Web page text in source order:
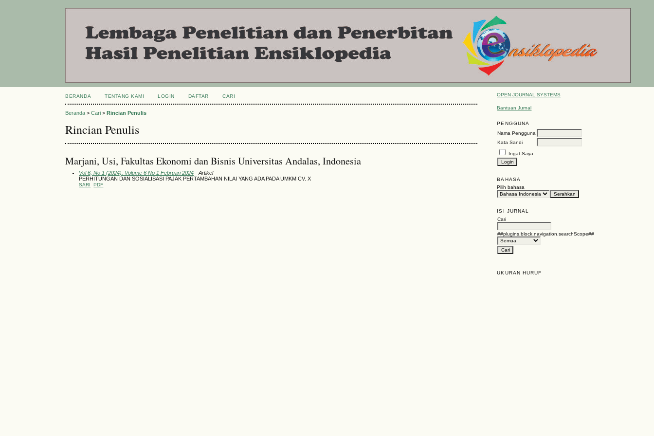
OPEN JOURNAL SYSTEMS
Bantuan Jurnal
PENGGUNA
Nama Pengguna
Kata Sandi
Ingat Saya
BAHASA
Pilih bahasa
ISI JURNAL
Cari
##plugins.block.navigation.searchScope##
UKURAN HURUF
BERANDA TENTANG KAMI LOGIN DAFTAR CARI
Beranda >Cari >Rincian Penulis
Rincian Penulis
Marjani, Usi, Fakultas Ekonomi dan Bisnis Universitas Andalas, Indonesia
Vol 6, No 1 (2024): Volume 6 No 1 Februari 2024 - Artikel
PERHITUNGAN DAN SOSIALISASI PAJAK PERTAMBAHAN NILAI YANG ADA PADA UMKM CV. X
SARI PDF